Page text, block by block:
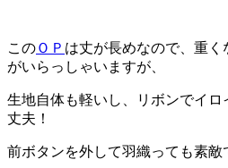
このＯＰ は丈が長めなので、重
がいらっしゃいますが、
生地自体も軽いし、リボンでイ
丈夫！
前ボタンを外して羽織っても素敵